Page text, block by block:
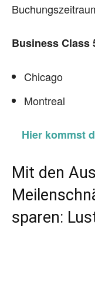
Business Class
Chicago
Montreal
Hier kommst
Mit den
sparen: